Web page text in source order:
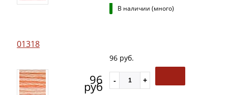
В наличии (много)
01318
96
руб
96 руб.